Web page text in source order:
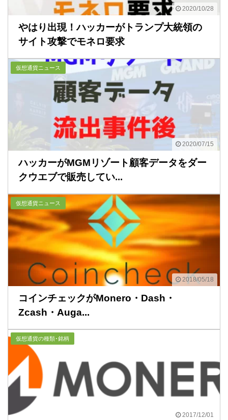
2020/10/28
やはり出現！ハッカーがトランプ大統領の
サイト攻撃でモネロ要求
2020/07/15
仮想通貨ニュース
ハッカーがMGMリゾート顧客データをダー
クウエブで販売してい...
2018/05/18
仮想通貨ニュース
コインチェックがMonero・Dash・
Zcash・Auga...
2017/12/01
仮想通貨の種類･銘柄